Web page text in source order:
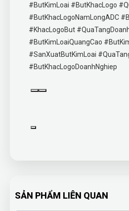
#ButKimLoai #ButKhacLogo
#ButKhacLogoNamLongADC
#KhacLogoBut
#ButKimLoaiQuangCao
#SanXuatButKimLoai
#ButKhacLogoDoanhNghiep
SẢN PHẨM LIÊN QUAN